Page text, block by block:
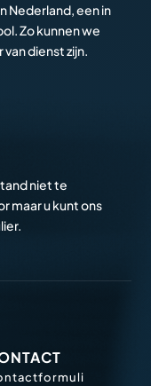
Nederland, een in
Zo kunnen we
dienst zijn.
niet te
maar u kunt ons